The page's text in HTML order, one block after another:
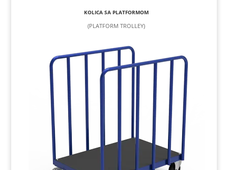
KOLICA SA PLATFORMOM
(PLATFORM TROLLEY)